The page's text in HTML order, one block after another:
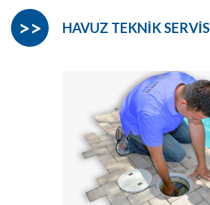
HAVUZ TEKNİK SERVİS
>>